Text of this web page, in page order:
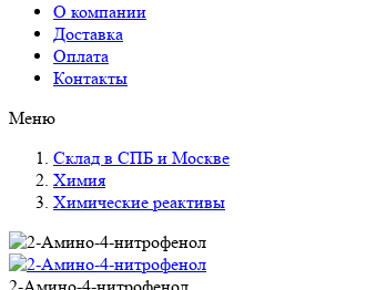
О компании
Доставка
Оплата
Контакты
Меню
Склад в СПБ и Москве
Химия
Химические реактивы